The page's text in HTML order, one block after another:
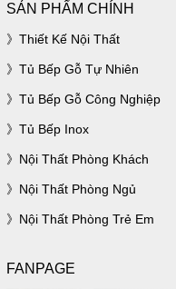
SẢN PHẨM CHÍNH
Thiết Kế Nội Thất
Tủ Bếp Gỗ Tự Nhiên
Tủ Bếp Gỗ Công Nghiệp
Tủ Bếp Inox
Nội Thất Phòng Khách
Nội Thất Phòng Ngủ
Nội Thất Phòng Trẻ Em
FANPAGE